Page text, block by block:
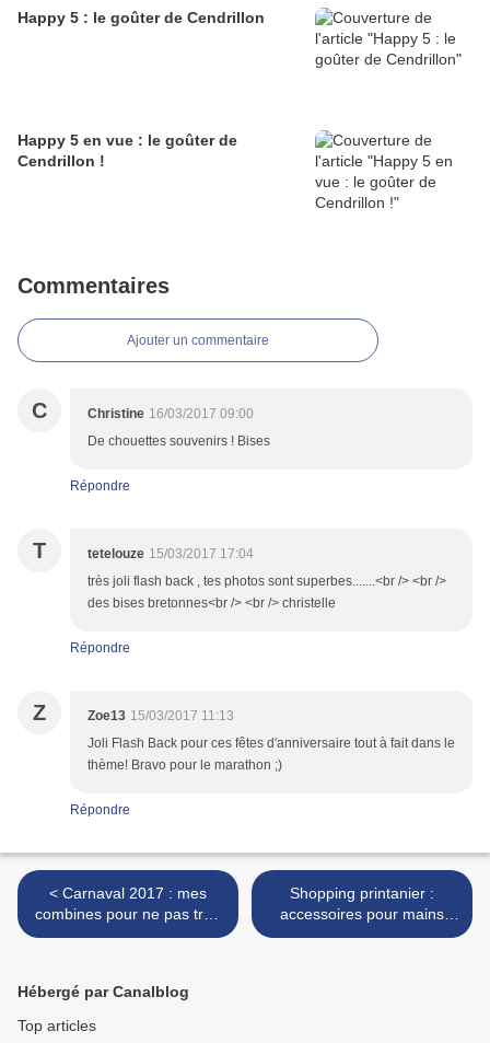
Happy 5 : le goûter de Cendrillon
Happy 5 en vue : le goûter de
Cendrillon !
Commentaires
Ajouter un commentaire
C Christine 16/03/2017 09:00
De chouettes souvenirs ! Bises
Répondre
T tetelouze 15/03/2017 17:04
très joli flash back , tes photos sont superbes.......<br /> <br />
des bises bretonnes<br /> <br /> christelle
Répondre
Z Zoe13 15/03/2017 11:13
Joli Flash Back pour ces fêtes d'anniversaire tout à fait dans le
thème! Bravo pour le marathon ;)
Répondre
< Carnaval 2017 : mes
combines pour ne pas trop
dépenser (déguisements
Shopping printanier :
accessoires pour mains
vertes ou farniente >
Hébergé par Canalblog
Top articles